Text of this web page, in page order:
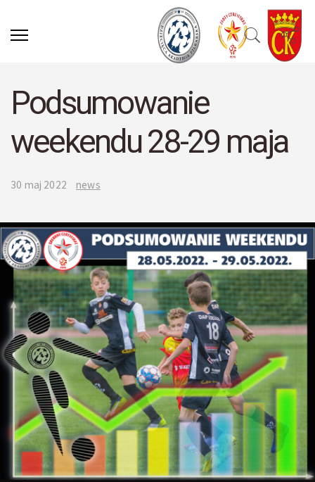
Podsumowanie
weekendu 28-29 maja
30 maj 2022 news